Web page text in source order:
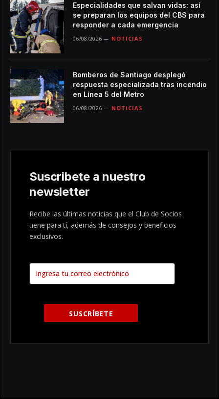
Especialidades que salvan vidas: así
se preparan los equipos del CBS para
responder a cada emergencia
06/08/2026 NOTICIAS
Bomberos de Santiago desplegó
respuesta especializada tras incendio
en Línea 5 del Metro
06/08/2026 NOTICIAS
Suscribete a nuestro
newsletter
Recibe las últimas noticias que el Club de Socios
tiene para tí, además de consejos y beneficios
exclusivos.